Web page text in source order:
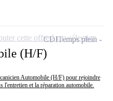
(H/F)
Automobile (H/F) pour rejoindre
l'entretien et la réparation automobile.
CDITemps plein
cette offre à ma sélection